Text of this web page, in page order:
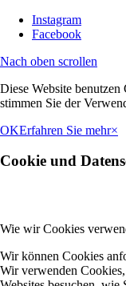
Instagram
Facebook
Nach oben scrollen
Diese Website
stimmen Sie der
OKErfahren Sie mehr×
Cookie und
Wie wir Cookies
Wir können Cookies
Wir verwenden